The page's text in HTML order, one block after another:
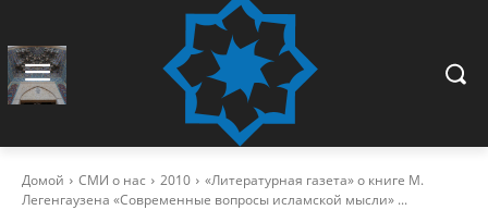
Домой СМИ о нас 2010
«Литературная газета» о книге М.
Легенгаузена «Современные вопросы исламской мысли» ...